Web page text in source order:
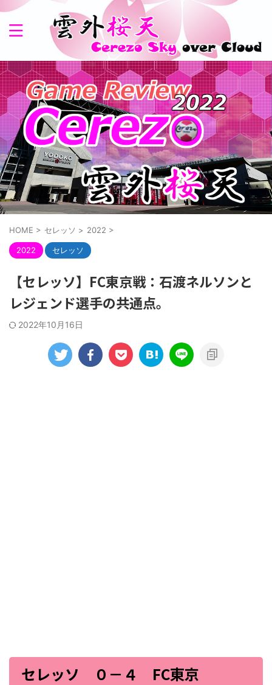
HOME > セレッソ > 2022 >
2022 セレッソ
【セレッソ】FC東京戦：石渡ネルソンと
レジェンド選手の共通点。
2022年10月16日
セレッソ ０－４ FC東京